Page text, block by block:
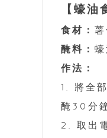
【蠔
食材：
醃料：
作法：
1. 將全
醃30分
2. 取出